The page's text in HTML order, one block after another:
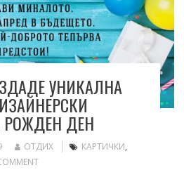
УНИКАЛНА
РОЖДЕН ДЕН
ОТДИХ КАРТИЧКИ,